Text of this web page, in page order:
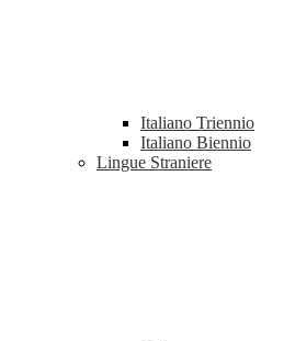
Italiano Triennio
Italiano Biennio
Lingue Straniere